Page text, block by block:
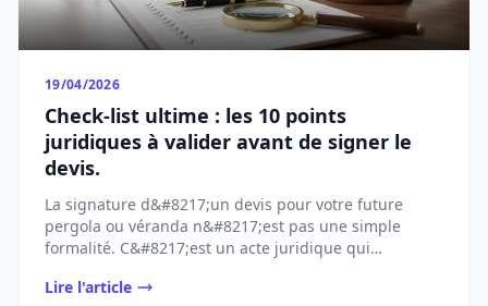
19/04/2026
Check-list ultime : les 10 points
juridiques à valider avant de signer le
devis.
La signature d&#8217;un devis pour votre future
pergola ou véranda n&#8217;est pas une simple
formalité. C&#8217;est un acte juridique qui
Lire l'article